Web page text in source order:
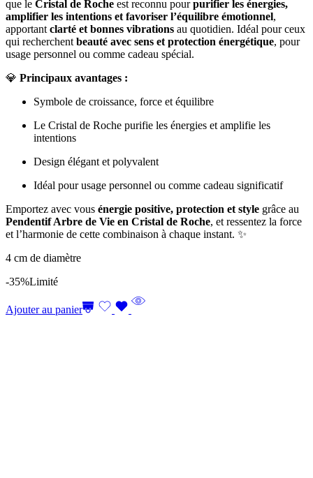
que le Cristal de Roche est reconnu pourpurifier les énergies,
amplifier les intentions et favoriser l’équilibre émotionnel,
apportant clarté et bonnes vibrations au quotidien. Idéal pour ceux
qui recherchent beauté avec sens et protection énergétique, pour
usage personnel ou comme cadeau spécial.
💎 Principaux avantages :
Symbole de croissance, force et équilibre
Le Cristal de Roche purifie les énergies et amplifie les
intentions
Design élégant et polyvalent
Idéal pour usage personnel ou comme cadeau significatif
Emportez avec vous énergie positive, protection et style grâce au
Pendentif Arbre de Vie en Cristal de Roche, et ressentez la force
et l’harmonie de cette combinaison à chaque instant. ✨
4 cm de diamètre
-35%Limité
Ajouter au panier